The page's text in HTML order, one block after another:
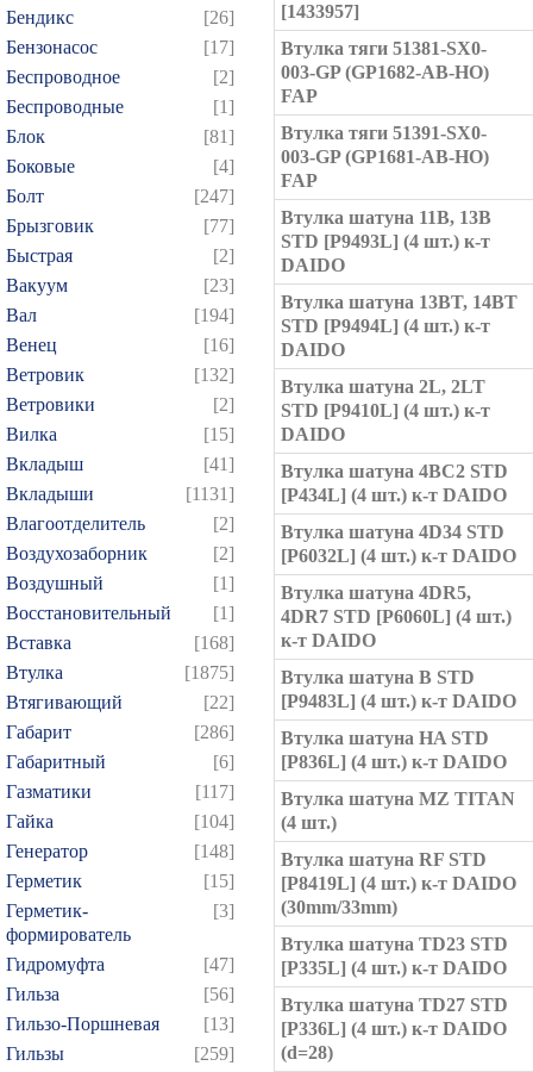
Бендикс
[26]
Бензонасос
[17]
Беспроводное
[2]
Беспроводные
[1]
Блок
[81]
Боковые
[4]
Болт
[247]
Брызговик
[77]
Быстрая
[2]
Вакуум
[23]
Вал
[194]
Венец
[16]
Ветровик
[132]
Ветровики
[2]
Вилка
[15]
Вкладыш
[41]
Вкладыши
[1131]
Влагоотделитель
[2]
Воздухозаборник
[2]
Воздушный
[1]
Восстановительный
[1]
Вставка
[168]
Втулка
[1875]
Втягивающий
[22]
Габарит
[286]
Габаритный
[6]
Газматики
[117]
Гайка
[104]
Генератор
[148]
Герметик
[15]
Герметик-
формирователь
[3]
Гидромуфта
[47]
Гильза
[56]
Гильзо-Поршневая
[13]
Гильзы
[259]
[1433957]
Втулка тяги 51381-SX0-
003-GP (GP1682-AB-HO)
FAP
Втулка тяги 51391-SX0-
003-GP (GP1681-AB-HO)
FAP
Втулка шатуна 11B, 13B
STD [P9493L] (4 шт.) к-т
DAIDO
Втулка шатуна 13BT, 14BT
STD [P9494L] (4 шт.) к-т
DAIDO
Втулка шатуна 2L, 2LT
STD [P9410L] (4 шт.) к-т
DAIDO
Втулка шатуна 4BC2 STD
[P434L] (4 шт.) к-т DAIDO
Втулка шатуна 4D34 STD
[P6032L] (4 шт.) к-т DAIDO
Втулка шатуна 4DR5,
4DR7 STD [P6060L] (4 шт.)
к-т DAIDO
Втулка шатуна B STD
[P9483L] (4 шт.) к-т DAIDO
Втулка шатуна HA STD
[P836L] (4 шт.) к-т DAIDO
Втулка шатуна MZ TITAN
(4 шт.)
Втулка шатуна RF STD
[P8419L] (4 шт.) к-т DAIDO
(30mm/33mm)
Втулка шатуна TD23 STD
[P335L] (4 шт.) к-т DAIDO
Втулка шатуна TD27 STD
[P336L] (4 шт.) к-т DAIDO
(d=28)